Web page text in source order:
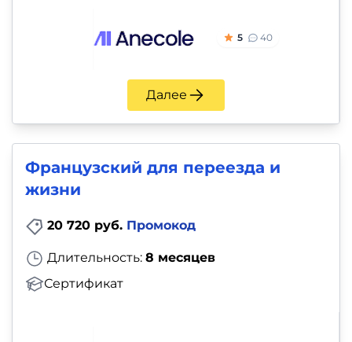
5 40
Далее
Французский для переезда и
жизни
20 720 руб. Промокод
Длительность: 8 месяцев
Сертификат